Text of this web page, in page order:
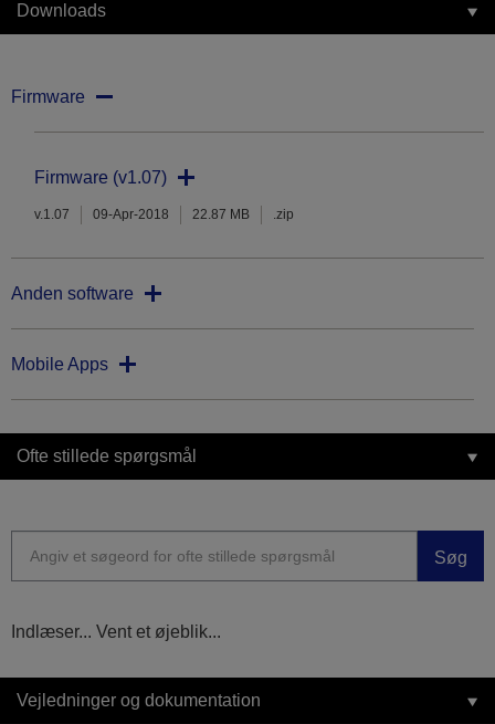
Downloads
Firmware
Firmware (v1.07)
v.1.07 09-Apr-2018 22.87 MB .zip
Anden software
Mobile Apps
Ofte stillede spørgsmål
Søg
Indlæser... Vent et øjeblik...
Vejledninger og dokumentation